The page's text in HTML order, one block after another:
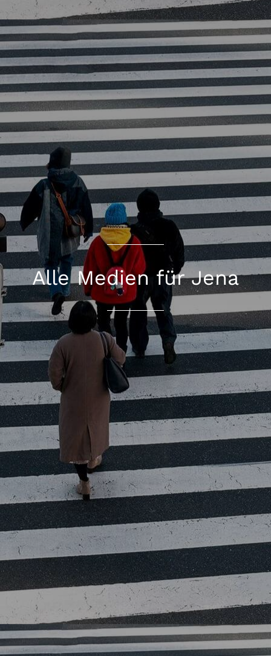
Alle Medien für Jena